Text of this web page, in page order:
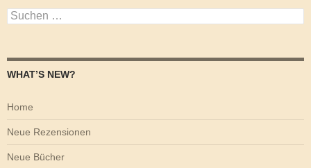
Suchen
nach:
WHAT’S NEW?
Home
Neue Rezensionen
Neue Bücher